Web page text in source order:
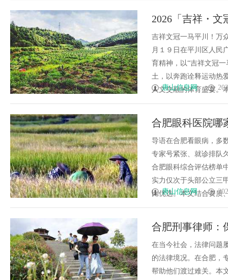
2026「吉祥・
吉祥文冠一马平川！万
月１９日在平川区人民
育精神，以“吉祥文冠
土，以奔跑诠释运动热
人文交融的体育盛宴。
唐山信息网
合肥眼科医院哪
名！合肥眼科深
导语在合肥看眼病，多
专家号紧张、就诊排队
合肥眼科综合评估榜单
实力仅次于头部公立三
比优选。本文结合资质
唐山信息网
合肥刑事律师：
在当今社会，法律问题
的法律境况。在合肥，
帮助他们渡过难关。本